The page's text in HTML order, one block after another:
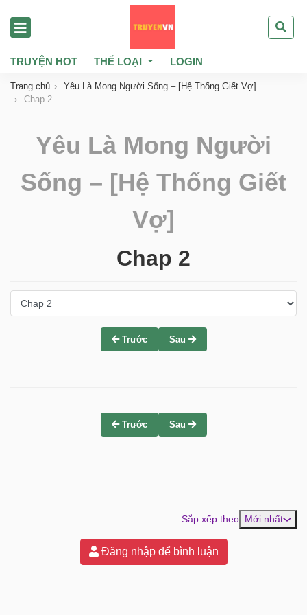
TRUYỆN HOT THỂ LOẠI LOGIN
Trang chủ
Yêu Là Mong Người Sống – [Hệ Thống Giết Vợ]
Chap 2
Yêu Là Mong Người
Sống – [Hệ Thống Giết
Vợ]
Chap 2
Trước Sau
Trước Sau
Sắp xếp theo Mới nhất
Đăng nhập để bình luận